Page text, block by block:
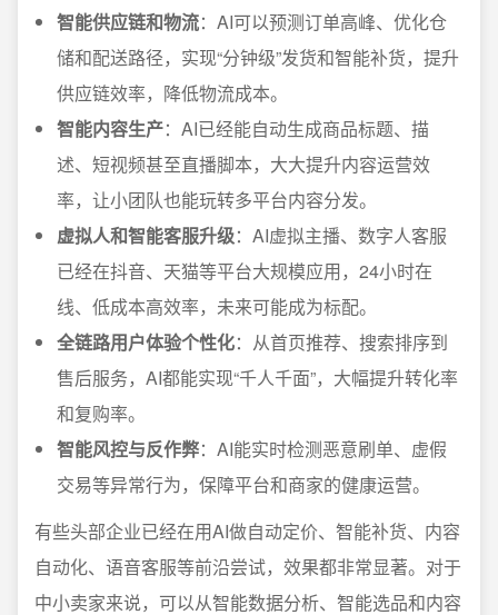
智能供应链和物流：AI可以预测订单高峰、优化仓
储和配送路径，实现“分钟级”发货和智能补货，提升
供应链效率，降低物流成本。
智能内容生产：AI已经能自动生成商品标题、描
述、短视频甚至直播脚本，大大提升内容运营效
率，让小团队也能玩转多平台内容分发。
虚拟人和智能客服升级：AI虚拟主播、数字人客服
已经在抖音、天猫等平台大规模应用，24小时在
线、低成本高效率，未来可能成为标配。
全链路用户体验个性化：从首页推荐、搜索排序到
售后服务，AI都能实现“千人千面”，大幅提升转化率
和复购率。
智能风控与反作弊：AI能实时检测恶意刷单、虚假
交易等异常行为，保障平台和商家的健康运营。
有些头部企业已经在用AI做自动定价、智能补货、内容
自动化、语音客服等前沿尝试，效果都非常显著。对于
中小卖家来说，可以从智能数据分析、智能选品和内容